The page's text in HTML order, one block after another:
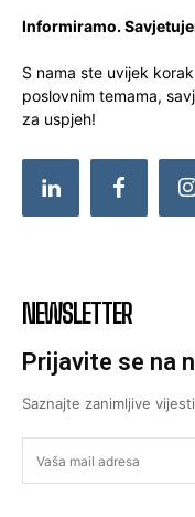
Informiramo.
S nama ste uvijek
poslovnim temama,
za uspjeh!
NEWSLETTER
Prijavite se na
Saznajte zanimljive